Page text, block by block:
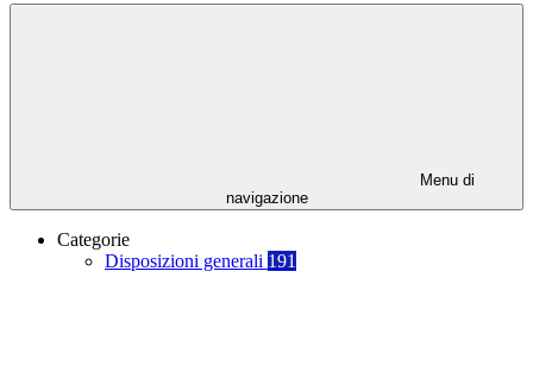
Menu di
navigazione
Categorie
Disposizioni generali 191